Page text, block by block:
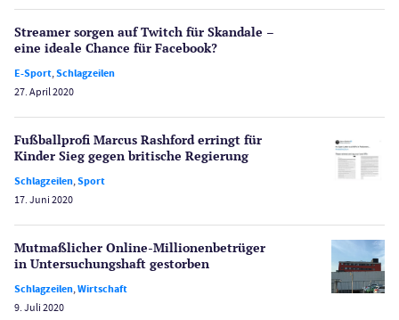
Schlagzeilen
Spiele
Spielerschutz
Sport
Wetten
Wirtschaft
Merkur Casinos
Spielautomaten
Casino Testberichte
Bonus Ohne Einzahlung
Slot Freispiele
Streamer sorgen auf Twitch für Skandale –
eine ideale Chance für Facebook?
E-Sport,Schlagzeilen
27. April 2020
Fußballprofi Marcus Rashford erringt für
Kinder Sieg gegen britische Regierung
Schlagzeilen,Sport
17. Juni 2020
Mutmaßlicher Online-Millionen­betrüger
in Untersuchungshaft gestorben
Schlagzeilen,Wirtschaft
9. Juli 2020